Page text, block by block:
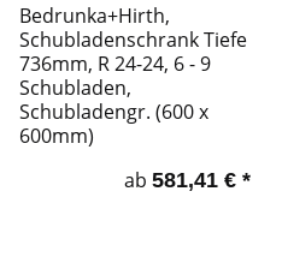
Bedrunka+Hirth,
Schubladenschrank Tiefe
736mm, R 24-24, 6 - 9
Schubladen,
Schubladengr. (600 x
600mm)
ab 581,41 € *